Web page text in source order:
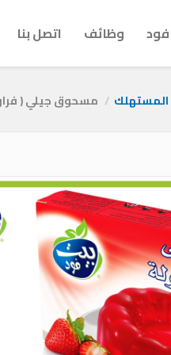
وظائف اتصل بنا
المستهلك مسحوق جيلي (